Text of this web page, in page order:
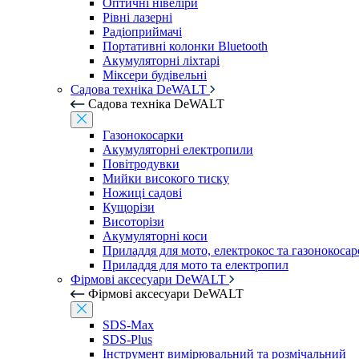
Оптичні нівеліри
Рівні лазерні
Радіоприймачі
Портативні колонки Bluetooth
Акумуляторні ліхтарі
Міксери будівельні
Садова техніка DeWALT
Садова техніка DeWALT
Газонокосарки
Акумуляторні електропили
Повітродувки
Мийки високого тиску
Ножиці садові
Кущорізи
Висоторізи
Акумуляторні коси
Приладдя для мото, електрокос та
Приладдя для мото та електропил
Фірмові аксесуари DeWALT
Фірмові аксесуари DeWALT
SDS-Max
SDS-Plus
Інструмент вимірювальний та розмічальний